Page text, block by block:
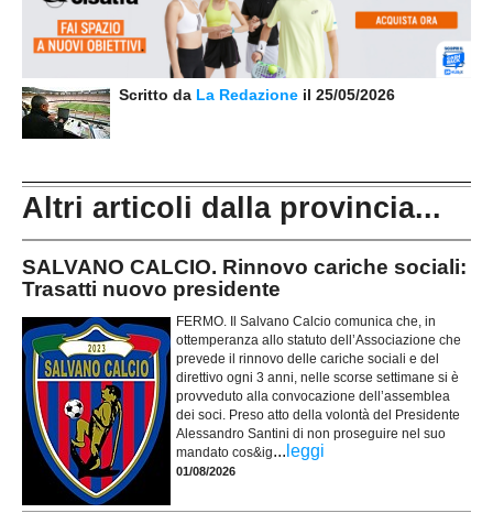
Scritto da La Redazione il 25/05/2026
Altri articoli dalla provincia...
SALVANO CALCIO. Rinnovo cariche sociali:
Trasatti nuovo presidente
FERMO. Il Salvano Calcio comunica che, in
ottemperanza allo statuto dell’Associazione che
prevede il rinnovo delle cariche sociali e del
direttivo ogni 3 anni, nelle scorse settimane si è
provveduto alla convocazione dell’assemblea
dei soci. Preso atto della volontà del Presidente
Alessandro Santini di non proseguire nel suo
mandato cos&ig... leggi
01/08/2026